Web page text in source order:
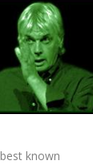
known